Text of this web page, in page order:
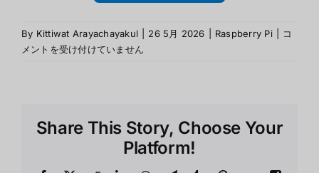
By Kittiwat Arayachayakul 26 5月 2026 Raspberry Pi
และ
コ
メントを受け付けていません
Share This Story, Choose Your
Platform!